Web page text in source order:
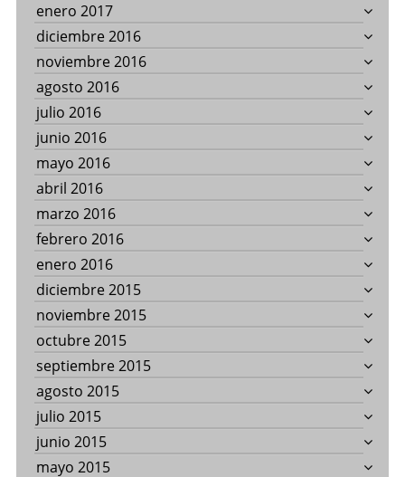
enero 2017
diciembre 2016
noviembre 2016
agosto 2016
julio 2016
junio 2016
mayo 2016
abril 2016
marzo 2016
febrero 2016
enero 2016
diciembre 2015
noviembre 2015
octubre 2015
septiembre 2015
agosto 2015
julio 2015
junio 2015
mayo 2015